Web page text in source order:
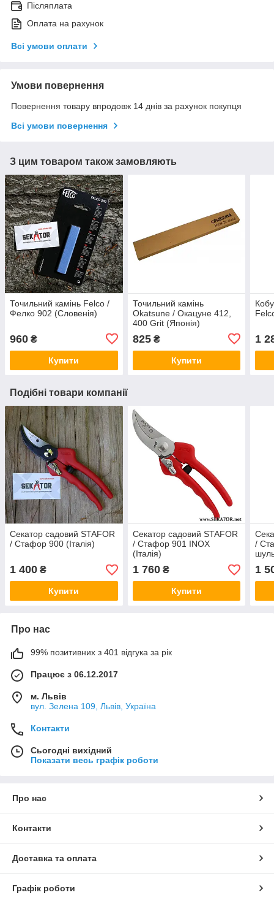
Післяплата
Оплата на рахунок
Всі умови оплати
Умови повернення
Повернення товару впродовж 14 днів за рахунок покупця
Всі умови повернення
З цим товаром також замовляють
Точильний камінь Felco /
Фелко 902 (Словенія)
960 ₴
Купити
Точильний камінь
Okatsune / Окацуне 412,
400 Grit (Японія)
825₴
Купити
1
Подібні товари компанії
Секатор садовий STAFOR
/ Стафор 900 (Італія)
1 400 ₴
Купити
Секатор садовий STAFOR
/ Стафор 901 INOX
(Італія)
1 760₴
Купити
/
1
Про нас
99% позитивних з 401 відгука за рік
Працює з 06.12.2017
м. Львів
вул. Зелена 109, Львів, Україна
Контакти
Сьогодні вихідний
Показати весь графік роботи
Про нас
Контакти
Доставка та оплата
Графік роботи